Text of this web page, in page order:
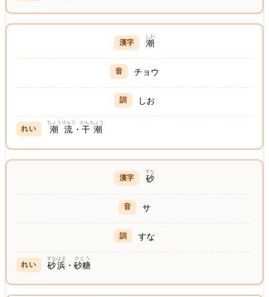
潮
しお
チョウ
しお
潮流
ちょうりゅう
・干潮
かんちょう
砂
すな
サ
すな
砂浜
すなはま
・砂糖
さとう